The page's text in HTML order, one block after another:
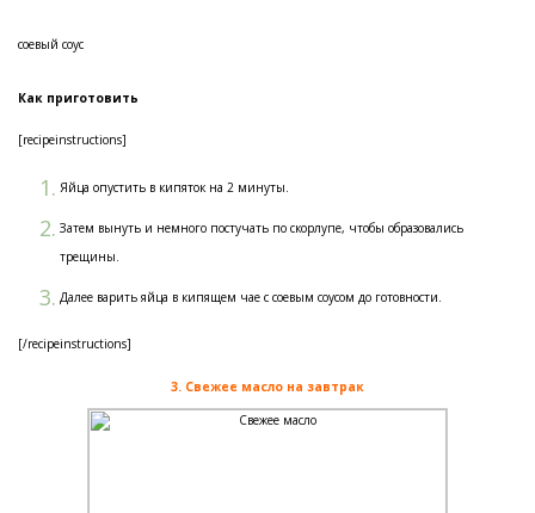
соевый соус
Как приготовить
[recipeinstructions]
Яйца опустить в кипяток на 2 минуты.
Затем вынуть и немного постучать по скорлупе, чтобы образовались
трещины.
Далее варить яйца в кипящем чае с соевым соусом до готовности.
[/recipeinstructions]
3. Свежее масло на завтрак